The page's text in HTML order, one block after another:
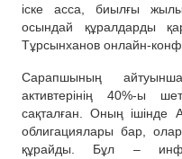
іске асса, биылғы
осындай құралдарды
Тұрсынханов онлайн-
Сарапшының
активтерінің 40%-ы
сақталған. Оның ішінде
облигациялары бар,
құрайды. Бұл –